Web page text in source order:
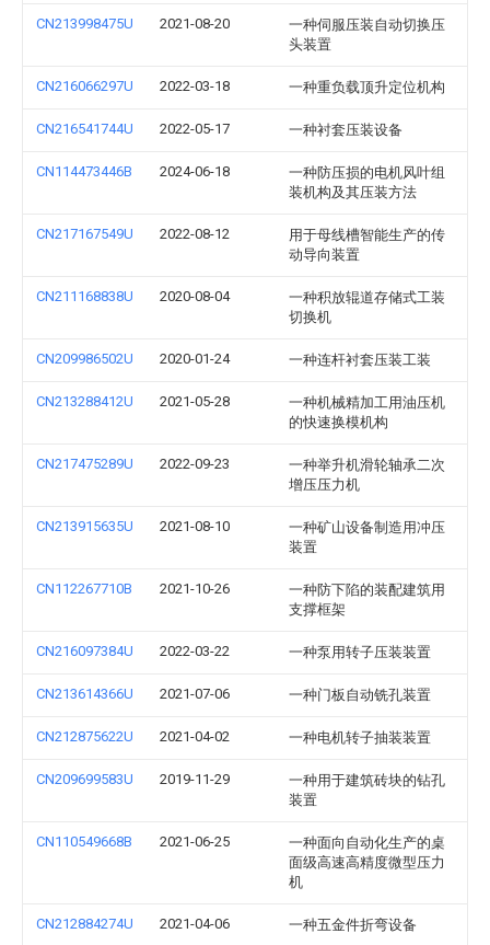
CN213998475U 2021-08-20
一种伺服压装自动切换压
头装置
CN216066297U 2022-03-18 一种重负载顶升定位机构
CN216541744U 2022-05-17 一种衬套压装设备
CN114473446B 2024-06-18
一种防压损的电机风叶组
装机构及其压装方法
CN217167549U 2022-08-12
用于母线槽智能生产的传
动导向装置
CN211168838U 2020-08-04
一种积放辊道存储式工装
切换机
CN209986502U 2020-01-24 一种连杆衬套压装工装
CN213288412U 2021-05-28
一种机械精加工用油压机
的快速换模机构
CN217475289U 2022-09-23
一种举升机滑轮轴承二次
增压压力机
CN213915635U 2021-08-10
一种矿山设备制造用冲压
装置
CN112267710B 2021-10-26
一种防下陷的装配建筑用
支撑框架
CN216097384U 2022-03-22 一种泵用转子压装装置
CN213614366U 2021-07-06 一种门板自动铣孔装置
CN212875622U 2021-04-02 一种电机转子抽装装置
CN209699583U 2019-11-29
一种用于建筑砖块的钻孔
装置
CN110549668B 2021-06-25
一种面向自动化生产的桌
面级高速高精度微型压力
机
CN212884274U 2021-04-06 一种五金件折弯设备